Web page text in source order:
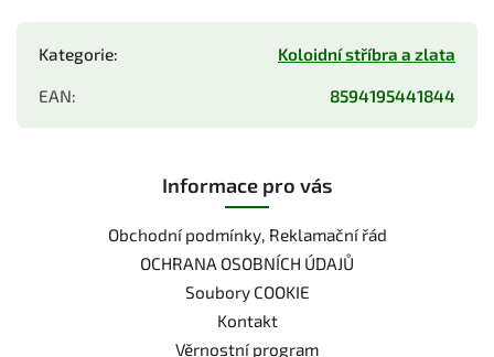
Kategorie: Koloidní stříbra a zlata
EAN: 8594195441844
Informace pro vás
Obchodní podmínky, Reklamační řád
OCHRANA OSOBNÍCH ÚDAJŮ
Soubory COOKIE
Kontakt
Věrnostní program